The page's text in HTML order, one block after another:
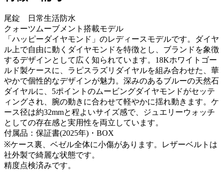
尾錠 日常生活防水
クォーツムーブメント搭載モデル
「ハッピーダイヤモンド」のレディースモデルです。ダイヤ
ル上で自由に動くダイヤモンドを特徴とし、ブランドを象徴
するデザインとして広く知られています。18Kホワイトゴー
ルド製ケースに、ラピスラズリダイヤルを組み合わせた、華
やかで個性的なデザインが魅力。深みのあるブルーの天然石
ダイヤルに、5ポイントのムービングダイヤモンドがセッテ
ィングされ、腕の動きに合わせて軽やかに揺れ動きます。ケ
ース径は約32mmと程よいサイズ感で、ジュエリーウォッチ
としての存在感と実用性を両立しています。
付属品：保証書(2025年)・BOX
※ケース裏、ベゼル全体に小傷があります。レザーベルトは
社外製で綺麗な状態です。
精度点検済みです。